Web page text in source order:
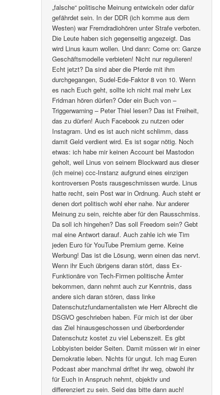
„falsche“ politische Meinung entwickeln oder dafür
gefährdet sein. In der DDR (ich komme aus dem
Westen) war Fremdradiohören unter Strafe verboten.
Die Leute haben sich gegenseitig angezeigt. Das
wird Linus kaum wollen. Und dann: Come on: Ganze
Geschäftsmodelle verbieten! Nicht nur regulieren!
Echt jetzt? Da sind aber die Pferde mit ihm
durchgegangen, Sudel-Ede-Faktor 8 von 10. Wenn
es nach Euch geht, sollte ich nicht mal mehr Lex
Fridman hören dürfen? Oder ein Buch von –
Triggerwarning – Peter Thiel lesen? Das ist Freiheit,
das zu dürfen! Auch Facebook zu nutzen oder
Instagram. Und es ist auch nicht schlimm, dass
damit Geld verdient wird. Es ist sogar nötig. Noch
etwas: ich habe mir keinen Account bei Mastodon
geholt, weil Linus von seinem Blockward aus dieser
(ich meine) ccc-Instanz aufgrund eines einzigen
kontroversen Posts rausgeschmissen wurde. Linus
hatte recht, sein Post war in Ordnung. Auch steht er
denen dort politisch wohl eher nahe. Nur anderer
Meinung zu sein, reichte aber für den Rausschmiss.
Da soll ich hingehen? Das soll Freedom sein? Gebt
mal eine Antwort darauf. Auch zahle ich wie Tim
jeden Euro für YouTube Premium gerne. Keine
Werbung! Das ist die Lösung, wenn einen das nervt.
Wenn ihr Euch übrigens daran stört, dass Ex-
Funktionäre von Tech-Firmen politische Ämter
bekommen, dann nehmt auch zur Kenntnis, dass
andere sich daran stören, dass linke
Datenschutzfundamentalisten wie Herr Albrecht die
DSGVO geschrieben haben. Für mich ist der über
das Ziel hinausgeschossen und überbordender
Datenschutz kostet zu viel Lebenszeit. Es gibt
Lobbyisten beider Seiten. Damit müssen wir in einer
Demokratie leben. Nichts für ungut. Ich mag Euren
Podcast aber manchmal driftet ihr weg, obwohl ihr
für Euch in Anspruch nehmt, objektiv und
differenziert zu sein. Seid das bitte dann auch!